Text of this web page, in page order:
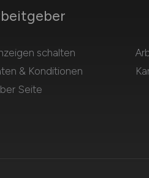
schalten
& Konditionen
Seite